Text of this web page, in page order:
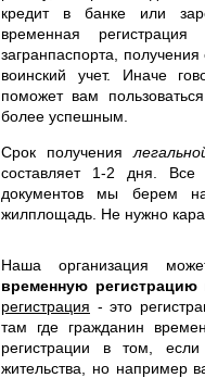
кредит в банке или
временная
загранпаспорта,
воинский учет. Иначе
поможет вам
более успешным.
Срок получения
составляет 1-2 дня.
документов мы берем
жилплощадь. Не нужно
Наша организация
временную
регистрация - это
там где гражданин
регистрации в том,
жительства, но например